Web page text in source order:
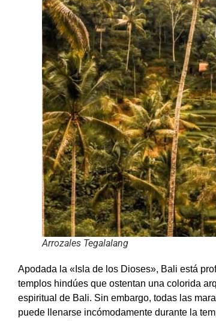
Arrozales Tegalalang
Apodada la «Isla de los Dioses», Bali está
templos hindúes que ostentan una colorida
espiritual de Bali. Sin embargo, todas las
puede llenarse incómodamente durante la